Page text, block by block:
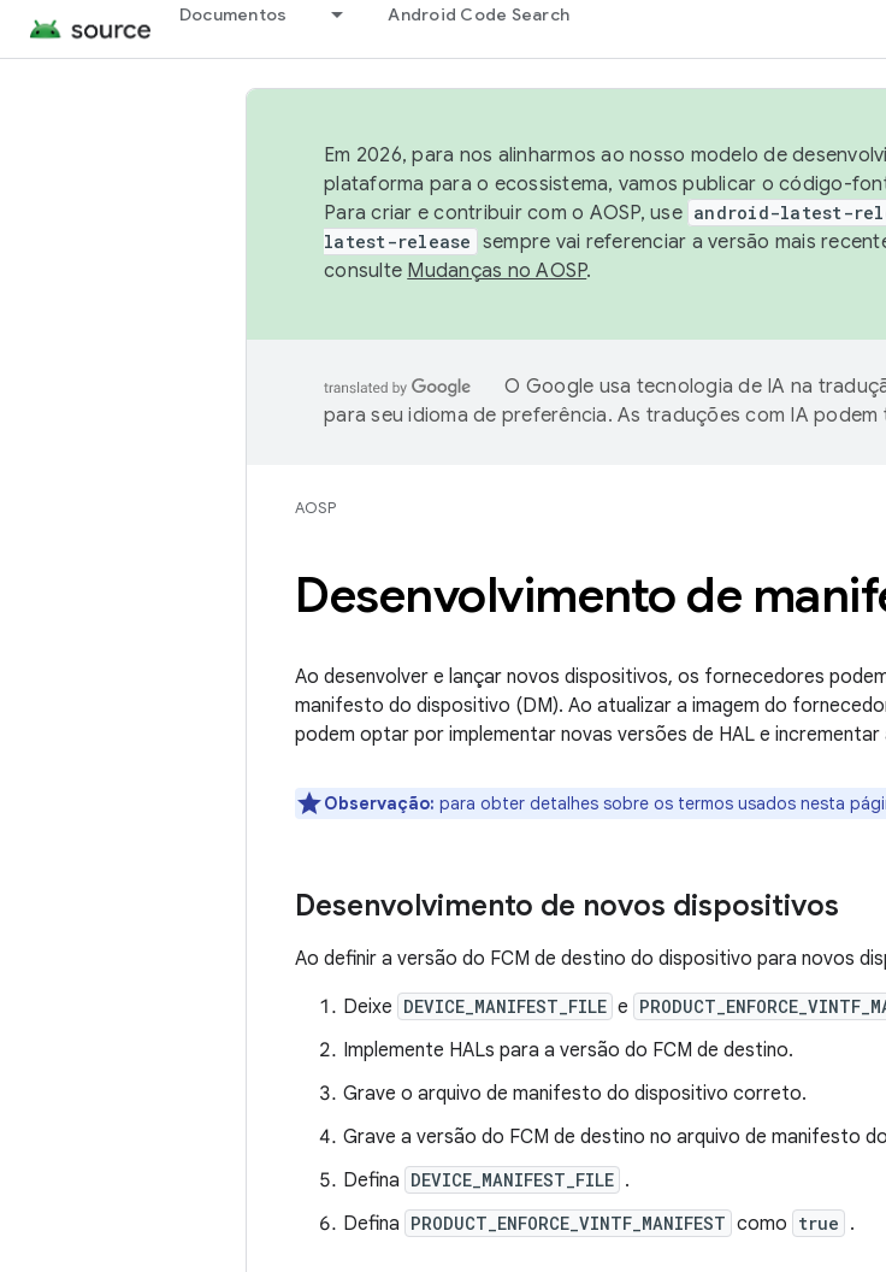
Documentos Android Code Search
Em 2026, para nos alinharmos ao nosso modelo de
plataforma para o ecossistema, vamos publicar o código-
Para criar e contribuir com o AOSP, use android-latest-
latest-release sempre vai referenciar a versão mais
consulte Mudanças no AOSP.
O Google usa tecnologia de IA na
para seu idioma de preferência. As traduções com IA podem
AOSP
Desenvolvimento de
Ao desenvolver e lançar novos dispositivos, os fornecedores
manifesto do dispositivo (DM). Ao atualizar a imagem do
podem optar por implementar novas versões de HAL e
Observação: para obter detalhes sobre os termos usados ​​nesta
Desenvolvimento de novos dispositivos
Ao definir a versão do FCM de destino do dispositivo para novos
Deixe DEVICE_MANIFEST_FILE e
Implemente HALs para a versão do FCM de destino.
Grave o arquivo de manifesto do dispositivo correto.
Grave a versão do FCM de destino no arquivo de manifesto
Defina DEVICE_MANIFEST_FILE .
Defina PRODUCT_ENFORCE_VINTF_MANIFEST como true .